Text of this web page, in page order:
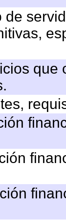
de